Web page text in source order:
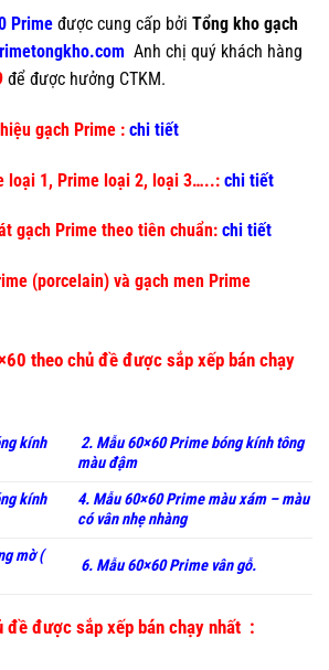
Prime được cung cấp bởi Tổng kho gạch
Anh chị quý khách hàng
để được hưởng CTKM.
gạch Prime : chi tiết
loại 1, Prime loại 2, loại 3…..: chi tiết
gạch Prime theo tiên chuẩn: chi tiết
(porcelain) và gạch men Prime
theo chủ đề được sắp xếp bán chạy
kính
2. Mẫu 60×60 Prime bóng kính tông
màu đậm
kính
4. Mẫu 60×60 Prime màu xám – màu
có vân nhẹ nhàng
mờ (
6. Mẫu 60×60 Prime vân gỗ.
đề được sắp xếp bán chạy nhất :